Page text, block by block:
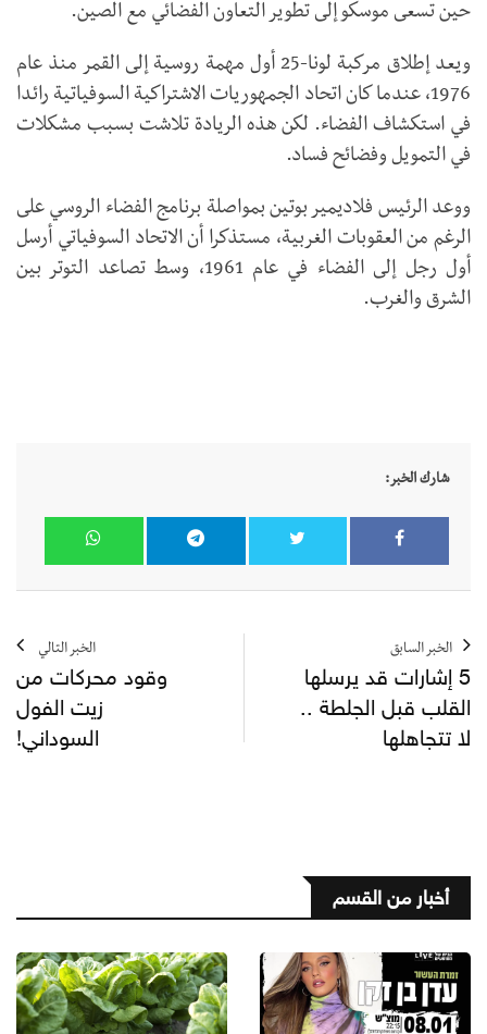
حين تسعى موسكو إلى تطوير التعاون الفضائي مع الصين.
ويعد إطلاق مركبة لونا-25 أول مهمة روسية إلى القمر منذ عام
1976، عندما كان اتحاد الجمهوريات الاشتراكية السوفياتية رائدا
في استكشاف الفضاء. لكن هذه الريادة تلاشت بسبب مشكلات
في التمويل وفضائح فساد.
ووعد الرئيس فلاديمير بوتين بمواصلة برنامج الفضاء الروسي على
الرغم من العقوبات الغربية، مستذكرا أن الاتحاد السوفياتي أرسل
أول رجل إلى الفضاء في عام 1961، وسط تصاعد التوتر بين
الشرق والغرب.
شارك الخبر:
الخبر السابق
5 إشارات قد يرسلها
القلب قبل الجلطة ..
لا تتجاهلها
الخبر التالي
وقود محركات من
زيت الفول
السوداني!
أخبار من القسم